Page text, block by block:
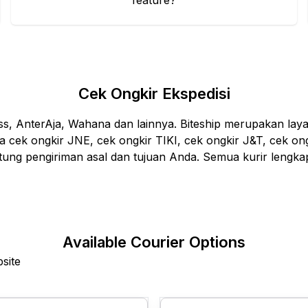
Cek Ongkir Ekspedisi
AnterAja, Wahana dan lainnya. Biteship merupakan
cek ongkir JNE, cek ongkir TIKI, cek ongkir J&T, cek
pengiriman asal dan tujuan Anda. Semua kurir
Available Courier Options